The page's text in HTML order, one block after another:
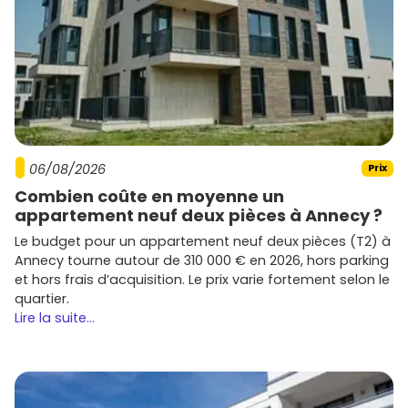
quartiers, examine le plan de masse, l'orientation et la
qualité des matériaux. Et surtout, consulte les
programmes disponibles surVivre dans le neuf
pour te
faire une idée précise des valeurs actuelles.
Les promoteurs présents à Montigny-
lès-Metz et dans Metz Métropole
Plusieurs acteurs reconnus développent des programmes
neufs dans le secteur :
Nexity: programmes variés, adaptés aux primo-
accédants comme aux investisseurs.
Bouygues Immobilier: résidences contemporaines,
souvent avec de bonnes signatures
environnementales.
Vinci Immobilier
stratégiques, finitions soignées.
recherchés.
Demathieu Bard Immobilier(ancré en Lorraine) :
06/08/2026 Prix
Combien coûte en moyenne un
appartement neuf deux pièces à Annecy ?
Le budget pour un appartement neuf deux pièces (T2) à
Annecy tourne autour de 310 000 € en 2026, hors parking
et hors frais d’acquisition. Le prix varie fortement selon le
quartier.
Lire la suite...